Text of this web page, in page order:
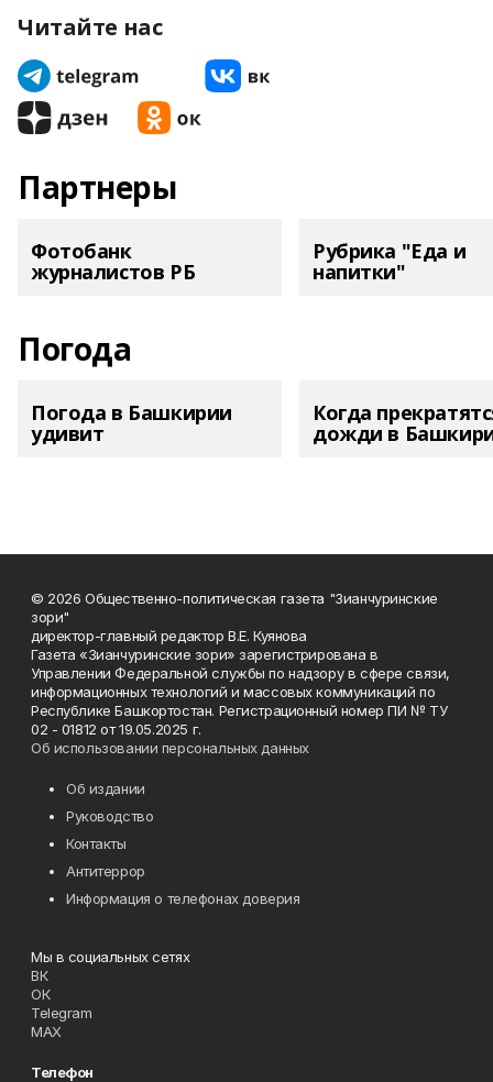
Читайте нас
Партнеры
Фотобанк
журналистов РБ
Рубрика "Еда и
напитки"
Погода
Погода в Башкирии
удивит
Когда
дожди в
© 2026 Общественно-политическая газета "Зианчуринские
зори"
директор-главный редактор В.Е. Куянова
Газета «Зианчуринские зори» зарегистрирована в
Управлении Федеральной службы по надзору в сфере связи,
информационных технологий и массовых коммуникаций по
Республике Башкортостан. Регистрационный номер ПИ № ТУ
02 - 01812 от 19.05.2025 г.
Об использовании персональных данных
Об издании
Руководство
Контакты
Антитеррор
Информация о телефонах доверия
Мы в социальных сетях
ВК
ОК
Telegram
MAX
Телефон